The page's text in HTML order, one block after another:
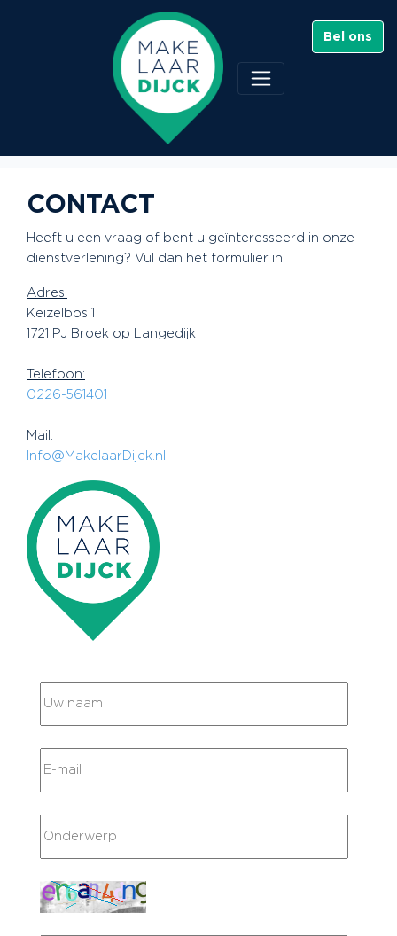
Bel ons
CONTACT
Heeft u een vraag of bent u geïnteresseerd in onze
dienstverlening? Vul dan het formulier in.
Adres:
Keizelbos 1
1721 PJ Broek op Langedijk
Telefoon:
0226-561401
Mail:
Info@MakelaarDijck.nl